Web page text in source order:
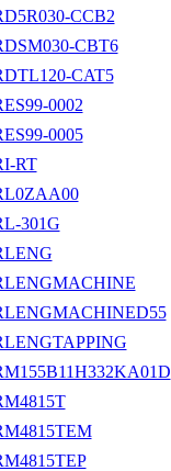
CCB2
CBT6
CAT5
0002
0005
RT
301G